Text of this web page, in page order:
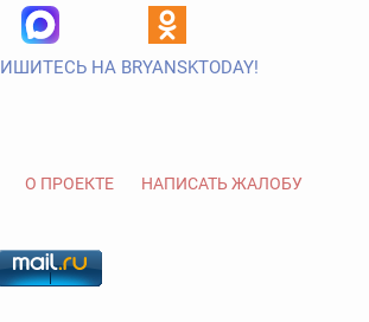
НА BRYANSKTODAY!
О ПРОЕКТЕ НАПИСАТЬ ЖАЛОБУ